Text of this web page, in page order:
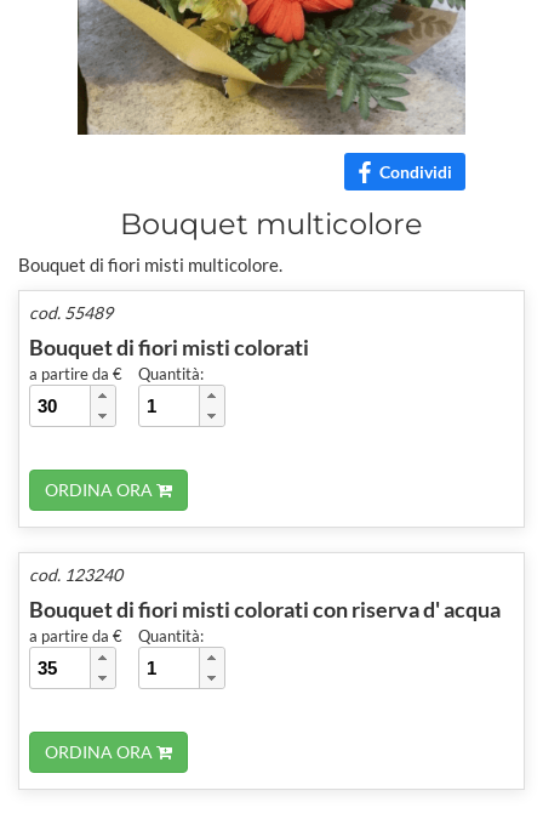
Condividi
Bouquet multicolore
Bouquet di fiori misti multicolore.
cod. 55489
Bouquet di fiori misti colorati
a partire da € Quantità:
ORDINA ORA
cod. 123240
Bouquet di fiori misti colorati con riserva d' acqua
a partire da € Quantità:
ORDINA ORA